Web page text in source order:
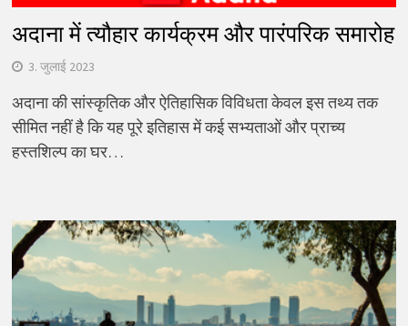
अदाना में त्यौहार कार्यक्रम और पारंपरिक समारोह
3. जुलाई 2023
अदाना की सांस्कृतिक और ऐतिहासिक विविधता केवल इस तथ्य तक
सीमित नहीं है कि यह पूरे इतिहास में कई सभ्यताओं और प्राच्य
हस्तशिल्प का घर…